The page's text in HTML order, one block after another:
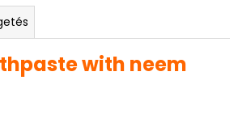
with neem